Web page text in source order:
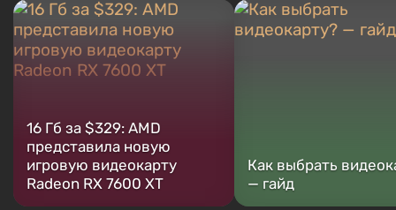
16 Гб за $329: AMD
представила новую
игровую видеокарту
Radeon RX 7600 XT
Как выбрать
— гайд